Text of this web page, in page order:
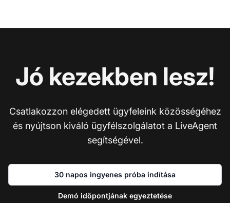
Jó kezekben lesz!
Csatlakozzon elégedett ügyfeleink közösségéhez
és nyújtson kiváló ügyfélszolgálatot a LiveAgent
segítségével.
30 napos ingyenes próba indítása
Demó időpontjának egyeztetése